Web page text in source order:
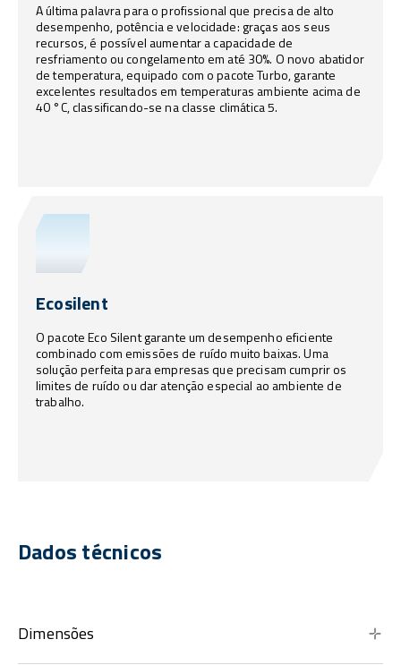
A última palavra para o profissional que precisa de alto
desempenho, potência e velocidade: graças aos seus
recursos, é possível aumentar a capacidade de
resfriamento ou congelamento em até 30%. O novo abatidor
de temperatura, equipado com o pacote Turbo, garante
excelentes resultados em temperaturas ambiente acima de
40 °C, classificando-se na classe climática 5.
Ecosilent
O pacote Eco Silent garante um desempenho eficiente
combinado com emissões de ruído muito baixas. Uma
solução perfeita para empresas que precisam cumprir os
limites de ruído ou dar atenção especial ao ambiente de
trabalho.
Dados técnicos
Dimensões